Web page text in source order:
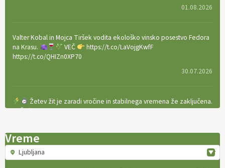
01.08.2026
Valter Kobal in Mojca Tiršek vodita ekološko vinsko posestvo Fedora
na Krasu.
VEČ
https://t.co/LaVojgKwfF
https://t.co/QHIZn0XP70
30.07.2026
Žetev žit je zaradi vročine in stabilnega vremena že zaključena.
VEČ
https://t.co/bBWaIz6Hhh https://t.co/TtKoOF5ENS
[EKOloško = LOGIČNO
Ameriške borovnice so odlična izbira za
Vreme
Ljubljana